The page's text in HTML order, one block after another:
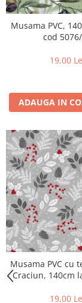
Musama PVC,
cod
19,00
ADAUGA IN
Musama PVC cu
Craciun, 140cm
19,00